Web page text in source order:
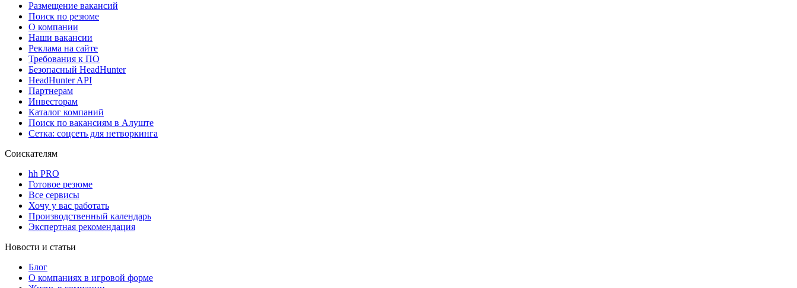
Размещение вакансий
Поиск по резюме
О компании
Наши вакансии
Реклама на сайте
Требования к ПО
Безопасный HeadHunter
HeadHunter API
Партнерам
Инвесторам
Каталог компаний
Поиск по вакансиям в Алуште
Сетка: соцсеть для нетворкинга
Соискателям
hh PRO
Готовое резюме
Все сервисы
Хочу у вас работать
Производственный календарь
Экспертная рекомендация
Новости и статьи
Блог
О компаниях в игровой форме